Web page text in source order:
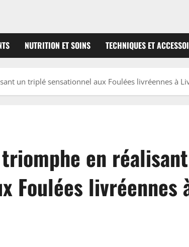
NUTRITION ET SOINS TECHNIQUES ET
un triplé sensationnel aux Foulées livréennes à
en réalisant
Foulées livréennes